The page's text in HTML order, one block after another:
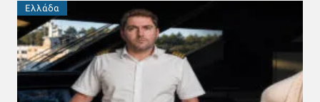
Ελλάδα